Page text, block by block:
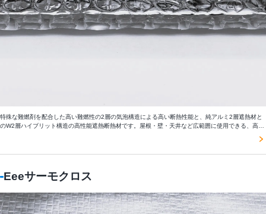
特殊な難燃剤を配合した高い難燃性の2層の気泡構造による高い断熱性能と、純アルミ2層遮熱材と
のW2層ハイブリット構造の高性能遮熱断熱材です。屋根・壁・天井など広範囲に使用できる、高性
Eeeサーモクロス